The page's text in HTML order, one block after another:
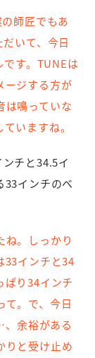
師匠でもあ
いて、今日
す。TUNEは
ージする方が
は鳴っていな
いますね。
チと34.5イ
33インチのベ
ね。しっかり
33インチと34
ぱり34インチ
て。で、今日
余裕がある
りと受け止め